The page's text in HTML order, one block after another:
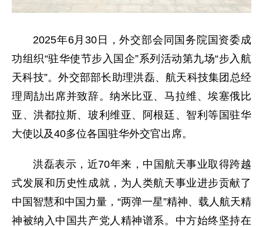
2025年6月30日，外交部会同国务院国资委成
功组织“驻华使节步入国企”系列活动第九场“步入航
天科技”。外交部部长助理洪磊、航天科技集团总经
理周劼出席并致辞。纳米比亚、马拉维、埃塞俄比
亚、洪都拉斯、玻利维亚、阿根廷、智利等国驻华
大使以及40多位各国驻华外交官出席。
洪磊表示，近70年来，中国航天事业取得跨越
式发展和历史性成就，为人类航天事业进步贡献了
中国智慧和中国力量，“两弹一星”精神、载人航天精
神被纳入中国共产党人精神谱系。中方始终坚持在